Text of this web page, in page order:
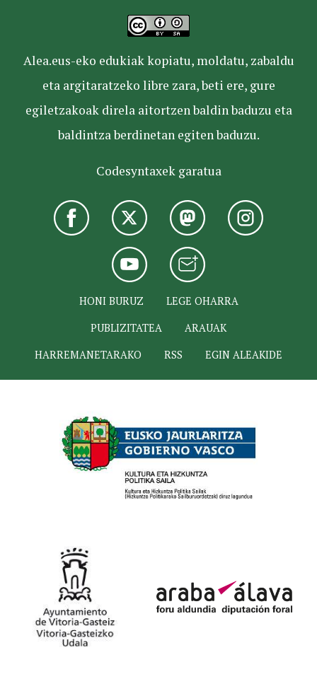
Alea.eus-eko edukiak kopiatu, moldatu, zabaldu
eta argitaratzeko libre zara, beti ere, gure
egiletzakoak direla aitortzen baldin baduzu eta
baldintza berdinetan egiten baduzu.
Codesyntaxek garatua
HONI BURUZ
LEGE OHARRA
PUBLIZITATEA
ARAUAK
HARREMANETARAKO
RSS EGIN ALEAKIDE